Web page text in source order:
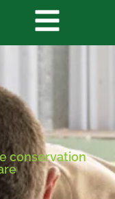
conservation